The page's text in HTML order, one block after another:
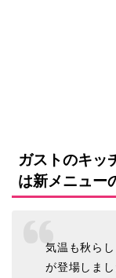
ガストのキッ
は新メニュー
気温も秋ら
が登場しま